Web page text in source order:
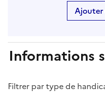
Informations
Filtrer par type de